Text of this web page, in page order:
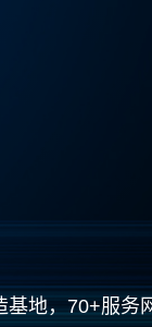
基地，70+服务